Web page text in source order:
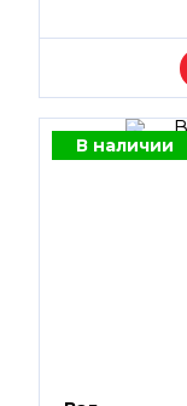
В наличии